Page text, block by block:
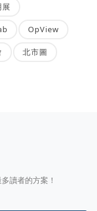
OpView
北市圖
讀者的方案！